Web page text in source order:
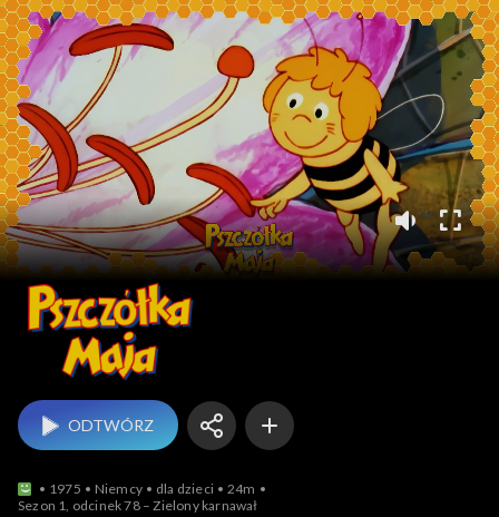
Pszczółka Maja (1975)
ODTWÓRZ
1975 Niemcy dla dzieci
24m
Sezon 1, odcinek 78 – Zielony karnawał